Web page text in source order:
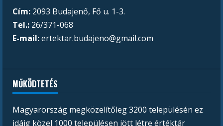
Cím: 2093 Budajenő, Fő u. 1-3.
Tel.: 26/371-068
E-mail:ertektar.budajeno@gmail.com
MŰKÖDTETÉS
Magyarország megközelítőleg 3200 településén ez
idáig közel 1000 településen jött létre értéktár